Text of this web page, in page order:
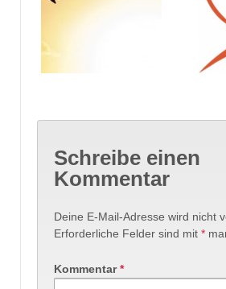
Schreibe einen
Kommentar
Deine E-Mail-Adresse wird nicht
Erforderliche Felder sind mit *
Kommentar*